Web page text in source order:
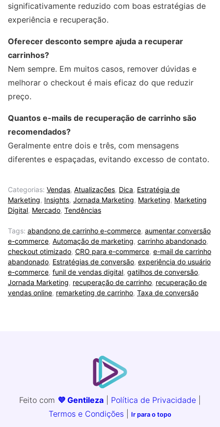
significativamente reduzido com boas estratégias de
experiência e recuperação.
Oferecer desconto sempre ajuda a recuperar
carrinhos?
Nem sempre. Em muitos casos, remover dúvidas e
melhorar o checkout é mais eficaz do que reduzir
preço.
Quantos e-mails de recuperação de carrinho são
recomendados?
Geralmente entre dois e três, com mensagens
diferentes e espaçadas, evitando excesso de contato.
Categorias: Vendas, Atualizações, Dica, Estratégia de
Marketing, Insights, Jornada Marketing, Marketing, Marketing
Digital, Mercado, Tendências
Tags: abandono de carrinho e-commerce, aumentar conversão
e-commerce, Automação de marketing, carrinho abandonado,
checkout otimizado, CRO para e-commerce, e-mail de carrinho
abandonado, Estratégias de conversão, experiência do usuário
e-commerce, funil de vendas digital, gatilhos de conversão,
Jornada Marketing, recuperação de carrinho, recuperação de
vendas online, remarketing de carrinho, Taxa de conversão
Feito com 💜 Gentileza Política de Privacidade
Termos e Condições
Ir para o topo